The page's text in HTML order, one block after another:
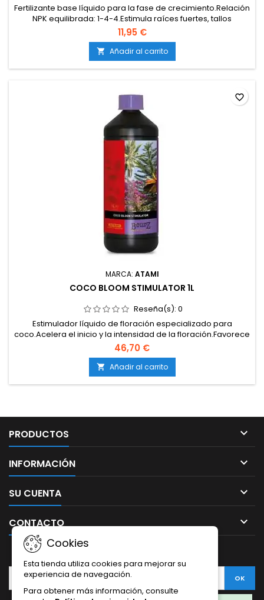
Fertilizante base líquido para la fase de crecimiento.Relación
NPK equilibrada: 1-4-4.Estimula raíces fuertes, tallos
resistentes y hojas verdes y vigorosas.Compatible con todos
los sustratos y sistemas de cultivo.Garantiza un crecimiento
estable y saludable.
11,95 €
 Añadir al carrito
MARCA: ATAMI
COCO BLOOM STIMULATOR 1L
Reseña(s): 0
Estimulador líquido de floración especializado para
coco.Acelera el inicio y la intensidad de la floración.Favorece
la aparición de más brotes florales.Mejora la absorción de
nutrientes en sustrato de coco.Compatible con la gama
B’cuzz y otros fertilizantes base.
46,70 €
 Añadir al carrito
favorite_border
PRODUCTOS 
INFORMACIÓN 
SU CUENTA 
CONTACTO 
Cookies
Esta tienda utiliza cookies para mejorar su
experiencia de navegación.
Para obtener más información, consulte